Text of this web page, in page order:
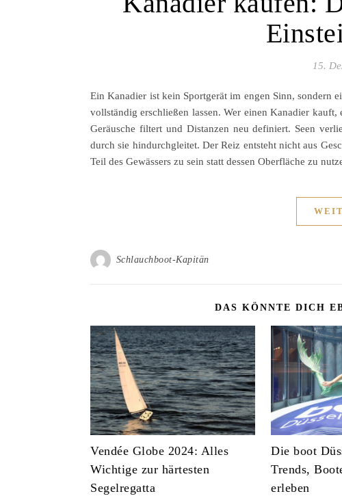
15.
Ein Kanadier ist kein Sportgerät im engen Sinn, sondern
vollständig erschließen lassen. Wer einen Kanadier
Geräusche filtert und Distanzen neu definiert. Seen
durch sie hindurchgleitet. Der Reiz entsteht nicht aus
Teil des Gewässers zu sein statt dessen Oberfläche zu
Schlauchboot-Kapitän
DAS KÖNNTE DICH
Vendée Globe 2024: Alles
Wichtige zur härtesten
Segelregatta
Die boot
Trends,
erleben